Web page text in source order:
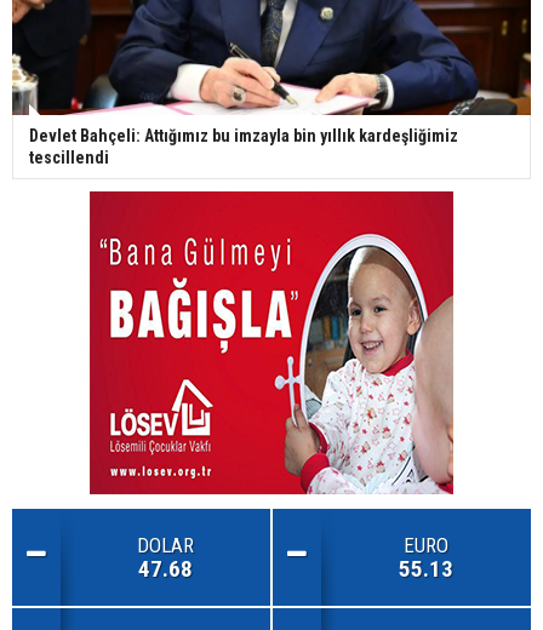
Devlet Bahçeli: Attığımız bu imzayla bin yıllık kardeşliğimiz
tescillendi
DOLAR
47.68
EURO
55.13